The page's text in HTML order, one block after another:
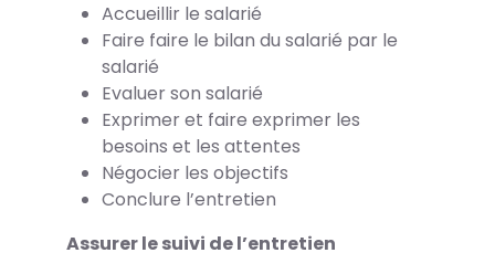
Accueillir le salarié
Faire faire le bilan du salarié par le
salarié
Evaluer son salarié
Exprimer et faire exprimer les
besoins et les attentes
Négocier les objectifs
Conclure l’entretien
Assurer le suivi de l’entretien